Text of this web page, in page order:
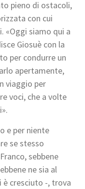
pieno di ostacoli,
con cui
«Oggi siamo qui a
Giosuè con la
per condurre un
apertamente,
viaggio per
voci, che a volte
e per niente
se stesso
sebbene
ne sia al
è cresciuto -, trova